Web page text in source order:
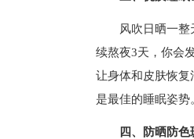
风吹日晒一
续熬夜3天，你会
让身体和皮肤恢
是最佳的睡眠姿势
四、防晒防色